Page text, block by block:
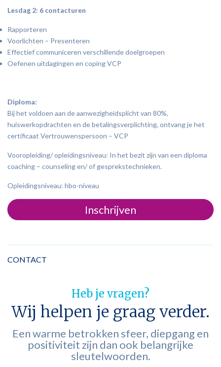
Lesdag 2: 6 contacturen
Rapporteren
Voorlichten – Presenteren
Effectief communiceren verschillende doelgroepen
Oefenen uitdagingen en coping VCP
Diploma:
Bij het voldoen aan de aanwezigheidsplicht van 80%,
huiswerkopdrachten en de betalingsverplichting, ontvang je het
certificaat Vertrouwenspersoon – VCP
Vooropleiding/ opleidingsniveau: In het bezit zijn van een diploma
coaching – counseling en/ of gesprekstechnieken.
Opleidingsniveau: hbo-niveau
Inschrijven
CONTACT
Heb je vragen?
Wij helpen je graag verder.
Een warme betrokken sfeer, diepgang en
positiviteit zijn dan ook belangrijke
sleutelwoorden.